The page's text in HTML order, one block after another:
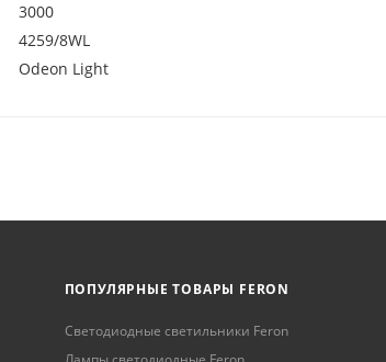
3000
4259/8WL
Odeon Light
ПОПУЛЯРНЫЕ ТОВАРЫ FERON
Светодиодные светильники Feron